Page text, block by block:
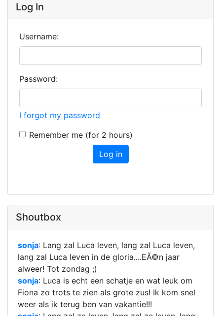
Log In
Username:
Password:
I forgot my password
Remember me (for 2 hours)
Log in
Shoutbox
sonja: Lang zal Luca leven, lang zal Luca leven,
lang zal Luca leven in de gloria....EÃ©n jaar
alweer! Tot zondag ;)
sonja: Luca is echt een schatje en wat leuk om
Fiona zo trots te zien als grote zus! Ik kom snel
weer als ik terug ben van vakantie!!!